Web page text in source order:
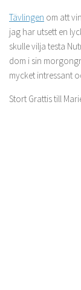
Tävlingen om att
jag har utsett en
skulle vilja testa
dom i sin
mycket intressant
Stort Grattis till